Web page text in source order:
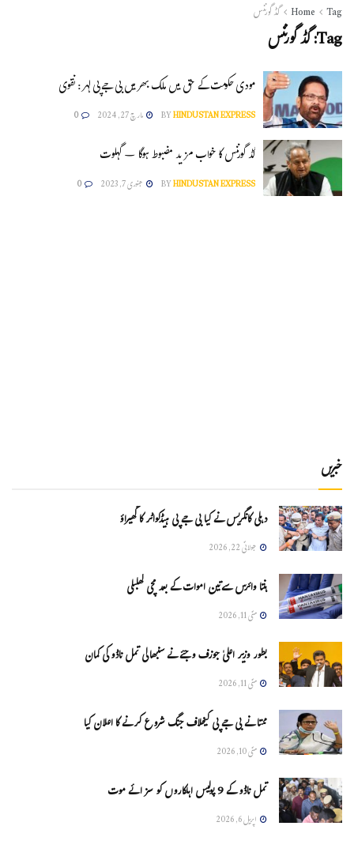
Home Tag گڈ گورننس
Tag:گڈ گورننس
مودی حکومت کے حق میں ملک بھر میں بی جے پی لہر : نقوی
BYHINDUSTAN EXPRESS مارچ 27, 2024 0
گڈ گورننس کا خواب مزید مضبوط ہوگا – گہلوت
BYHINDUSTAN EXPRESS جنوری 7, 2023 0
خبریں
دہلی کانگریس نے کیا بی جے پی ہیڈکواٹر کا گھیراؤ
جولائی 22, 2026
ہنتا وائرس سےتین اموات کے بعد مچی کھلبلی
مئی 11, 2026
بطور وزیر اعلیٰ جوزف وجئے نے سنبھالی تمل ناڈو کی کمان
مئی 11, 2026
ممتا نے بی جے پی کیخلاف جنگ شروع کرنے کا اعلان کیا
مئی 10, 2026
تمل ناڈو کے 9 پولیس اہلکاروں کو سزائے موت
اپریل 6, 2026